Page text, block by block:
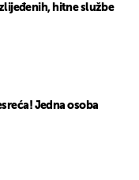
hitne službe
Jedna osoba